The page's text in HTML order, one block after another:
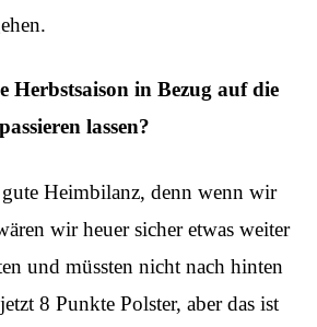
Herbstsaison in Bezug auf die
lassen?
gute Heimbilanz, denn wenn wir
wir heuer sicher etwas weiter
und müssten nicht nach hinten
8 Punkte Polster, aber das ist